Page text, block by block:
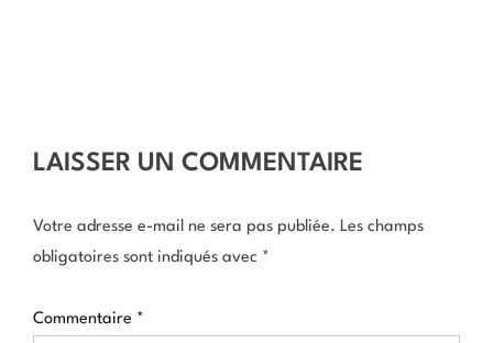
LAISSER UN COMMENTAIRE
Votre adresse e-mail ne sera pas publiée. Les champs
obligatoires sont indiqués avec *
Commentaire *